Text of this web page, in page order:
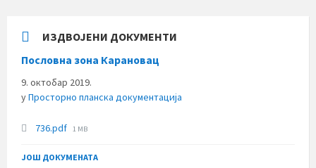
ИЗДВОЈЕНИ ДОКУМЕНТИ
Пословна зона Карановац
9. октобар 2019.
уПросторно планска документација
736.pdf File
1 MB
ЈОШ ДОКУМЕНАТА